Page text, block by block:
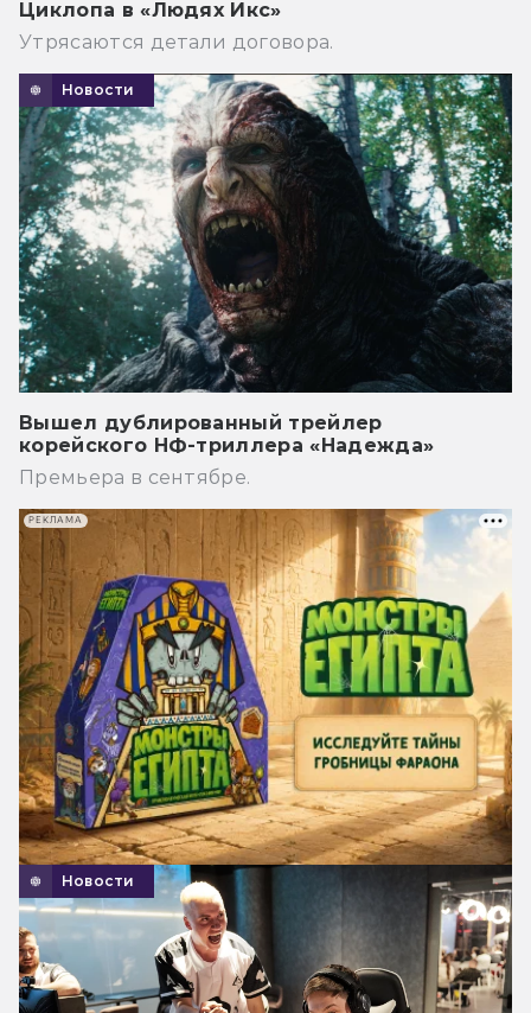
Циклопа в «Людях Икс»
Утрясаются детали договора.
Новости
Вышел дублированный трейлер
корейского НФ-триллера «Надежда»
Премьера в сентябре.
Новости
РЕКЛАМА